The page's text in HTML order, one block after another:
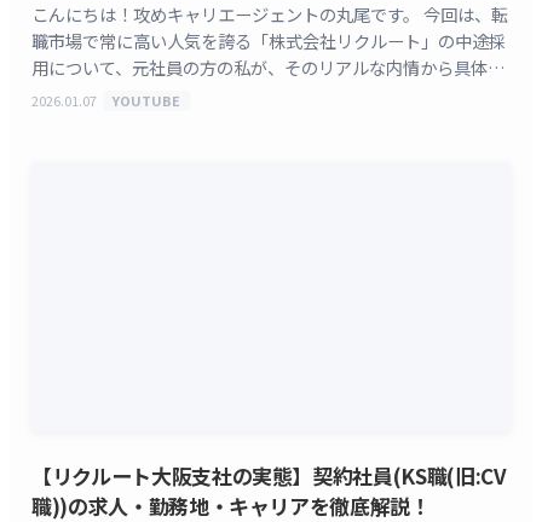
こんにちは！攻めキャリエージェントの丸尾です。 今回は、転
職市場で常に高い人気を誇る「株式会社リクルート」の中途採
用について、元社員の方の私が、そのリアルな内情から具体的
な選考対策まで、徹底的に解説していきます。 「リク
2026.01.07 YOUTUBE
【リクルート大阪支社の実態】契約社員(KS職(旧:CV
職))の求人・勤務地・キャリアを徹底解説！